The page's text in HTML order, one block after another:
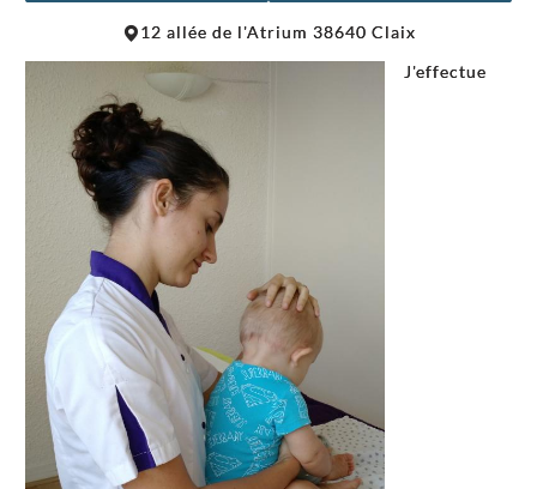
+
12 allée de l'Atrium 38640 Claix
J'effectue